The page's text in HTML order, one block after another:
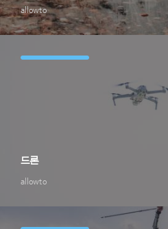
allowto
allowto
드론